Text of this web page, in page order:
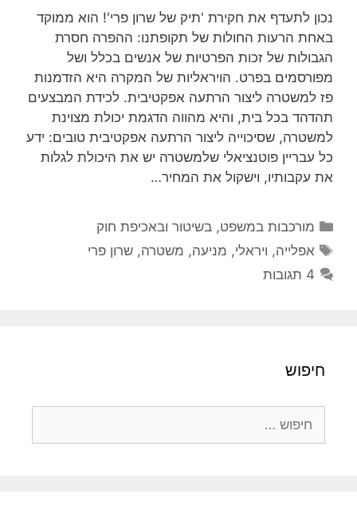
נכון לתעדף את חקירת 'תיק של שרון פרי'! הוא ממוקד
באחת הרעות החולות של תקופתנו: ההפרה חסרת
הגבולות של זכות הפרטיות של אנשים בכלל ושל
מפורסמים בפרט. הויראליות של המקרה היא הזדמנות
פז למשטרה ליצור הרתעה אפקטיבית. לכידת המבצעים
תהדהד בכל בית, והיא מהווה הדגמת יכולת מצוינת
למשטרה, שסיכוייה ליצור הרתעה אפקטיבית טובים: ידע
כל עבריין פוטנציאלי שלמשטרה יש את היכולת לגלות
את עקבותיו, וישקול את המחיר…
קטגוריות
מורכבות במשפט, בשיטור ובאכיפת חוק
תגיות
אפלייה, ויראלי, מניעה, משטרה,שרון פרי
4 תגובות
חיפוש